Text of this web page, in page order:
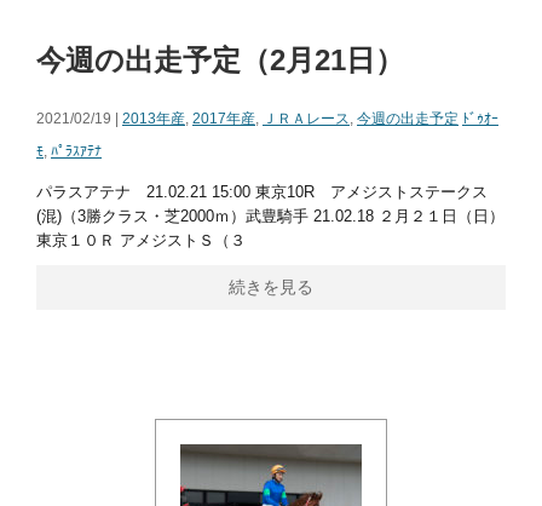
今週の出走予定（2月21日）
2021/02/19 | 2013年産, 2017年産, ＪＲＡレース, 今週の出走予定 ﾄﾞｩｵｰ
ﾓ, ﾊﾟﾗｽｱﾃﾅ
パラスアテナ 21.02.21 15:00 東京10R アメジストステークス
(混)（3勝クラス・芝2000ｍ）武豊騎手 21.02.18 ２月２１日（日）
東京１０Ｒ アメジストＳ（３
続きを見る